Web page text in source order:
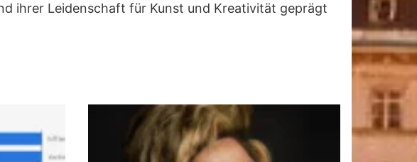
ihrer Leidenschaft für Kunst und Kreativität geprägt